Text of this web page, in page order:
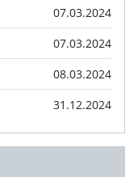
07.03.2024
07.03.2024
08.03.2024
31.12.2024